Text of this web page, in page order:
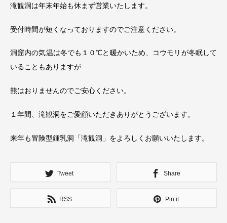
滝観洞は年末年始も休まず営業いたします。
受付時間が短くなっておりますのでご注意ください。
洞窟内の気温は冬でも１０℃と暖かいため、コウモリが冬眠して
いることもありますが
熊はおりませんのでご安心ください。
１年間、滝観洞をご愛顧いただきありがとうございます。
来年も冒険型鍾乳洞「滝観洞」をよろしくお願いいたします。
Tweet Share
RSS Pin it